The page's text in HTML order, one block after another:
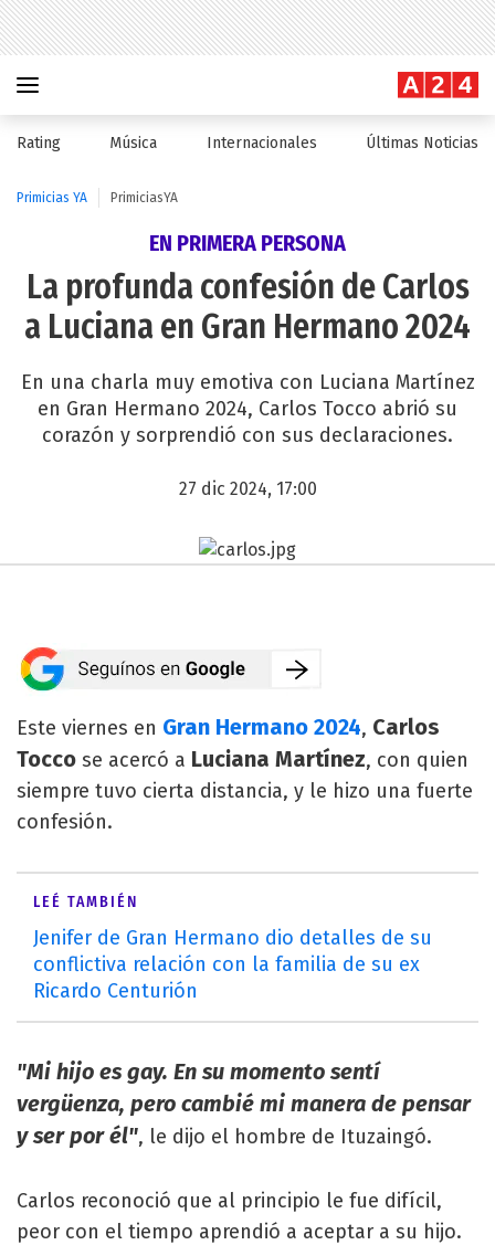
Rating Música Internacionales Últimas Noticias
Primicias YA PrimiciasYA
EN PRIMERA PERSONA
La profunda confesión de Carlos
a Luciana en Gran Hermano 2024
En una charla muy emotiva con Luciana Martínez
en Gran Hermano 2024, Carlos Tocco abrió su
corazón y sorprendió con sus declaraciones.
27 dic 2024, 17:00
Este viernes en Gran Hermano 2024, Carlos
Tocco se acercó a Luciana Martínez, con quien
siempre tuvo cierta distancia, y le hizo una fuerte
confesión.
LEÉ TAMBIÉN
Jenifer de Gran Hermano dio detalles de su
conflictiva relación con la familia de su ex
Ricardo Centurión
"Mi hijo es gay. En su momento sentí
vergüenza, pero cambié mi manera de pensar
y ser por él", le dijo el hombre de Ituzaingó.
Carlos reconoció que al principio le fue difícil,
peor con el tiempo aprendió a aceptar a su hijo.